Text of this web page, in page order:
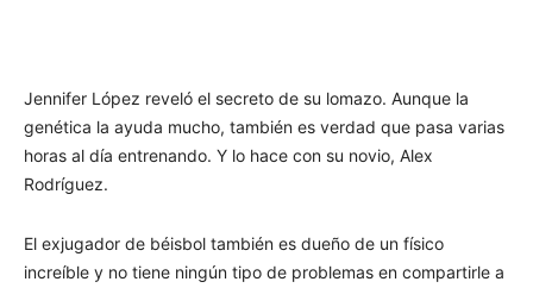
Jennifer López reveló el secreto de su lomazo. Aunque la
genética la ayuda mucho, también es verdad que pasa varias
horas al día entrenando. Y lo hace con su novio, Alex
Rodríguez.
El exjugador de béisbol también es dueño de un físico
increíble y no tiene ningún tipo de problemas en compartirle a